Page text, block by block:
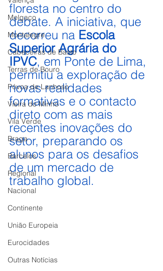
Melgaço
Montalegre
Cabeceiras de Basto
Terras de Bouro
Póvoa de Lanhoso
Vieira do Minho
Vila Verde
Braga
Barcelos
Regional
Nacional
Continente
União Europeia
Eurocidades
Outras Notícias
floresta no centro do
debate. A iniciativa, que
decorreu na Escola
Superior Agrária do
IPVC, em Ponte de Lima,
permitiu a exploração de
novas realidades
formativas e o contacto
direto com as mais
recentes inovações do
setor, preparando os
alunos para os desafios
de um mercado de
trabalho global.